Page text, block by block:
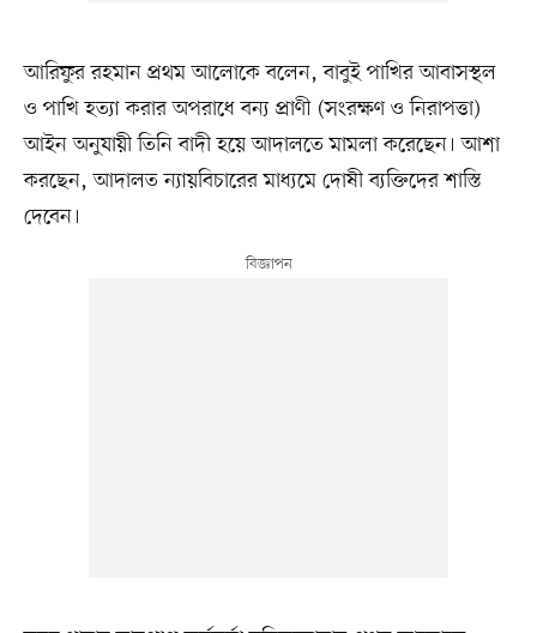
আরিফুর রহমান প্রথম আলোকে বলেন, বাবুই পাখির আবাসস্থল
ও পাখি হত্যা করার অপরাধে বন্য প্রাণী (সংরক্ষণ ও নিরাপত্তা)
আইন অনুযায়ী তিনি বাদী হয়ে আদালতে মামলা করেছেন। আশা
করছেন, আদালত ন্যায়বিচারের মাধ্যমে দোষী ব্যক্তিদের শাস্তি
দেবেন।